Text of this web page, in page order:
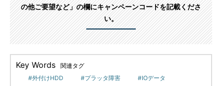
の他ご要望など」の欄にキャンペーンコードを記載くださ
い。
Key Words
関連タグ
外付けHDD
プラッタ障害 IOデータ